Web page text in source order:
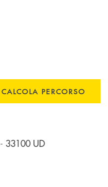
CALCOLA PERCORSO
- 33100 UD